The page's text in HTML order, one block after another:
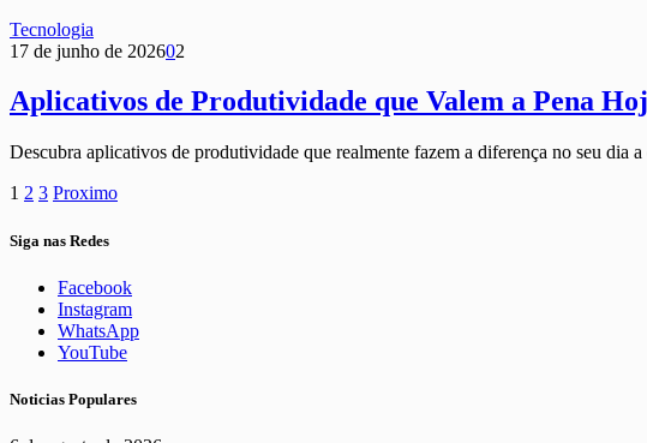
Tecnologia
17 de junho de 202602
Aplicativos de Produtividade que Valem a Pena
Descubra aplicativos de produtividade que realmente fazem a diferença no seu dia
1 2 3 Proximo
Siga nas Redes
Facebook
Instagram
WhatsApp
YouTube
Noticias Populares